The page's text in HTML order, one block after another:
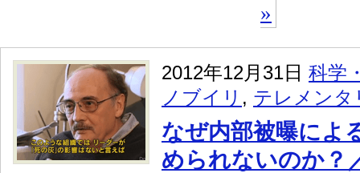
»
2012年12月31日 科学
ノブイリ , テレメンタ
なぜ内部被曝によ
められないのか？